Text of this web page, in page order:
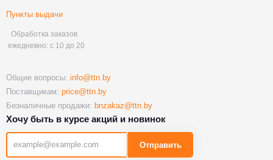
Пункты выдачи
Обработка заказов
ежедневно: с 10 до 20
Общие вопросы: info@ttn.by
Поставщикам: price@ttn.by
Безналичные продажи: bnzakaz@ttn.by
Хочу быть в курсе акций и новинок
Отправить